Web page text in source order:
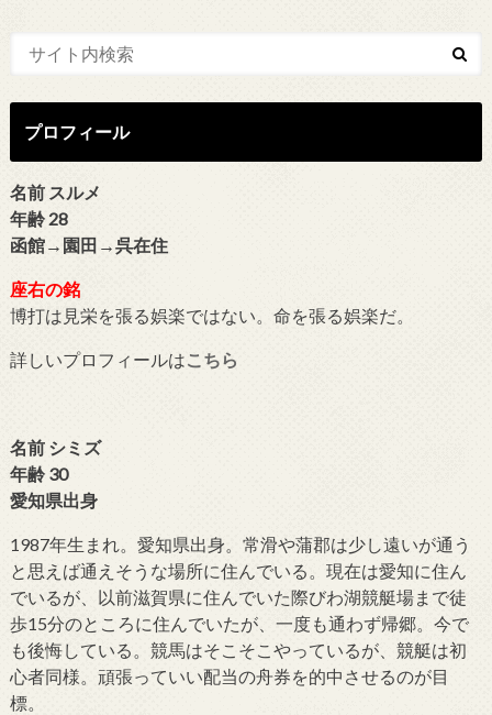
プロフィール
名前 スルメ
年齢 28
函館→園田→呉在住
座右の銘
博打は見栄を張る娯楽ではない。命を張る娯楽だ。
詳しいプロフィールはこちら
名前 シミズ
年齢 30
愛知県出身
1987年生まれ。愛知県出身。常滑や蒲郡は少し遠いが通う
と思えば通えそうな場所に住んでいる。現在は愛知に住ん
でいるが、以前滋賀県に住んでいた際びわ湖競艇場まで徒
歩15分のところに住んでいたが、一度も通わず帰郷。今で
も後悔している。競馬はそこそこやっているが、競艇は初
心者同様。頑張っていい配当の舟券を的中させるのが目
標。